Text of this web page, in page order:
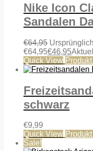
Nike Icon
Sandalen
€64,95
€64,95€46,95
Quick View
schwarz
€9,99
Quick View
Sale!